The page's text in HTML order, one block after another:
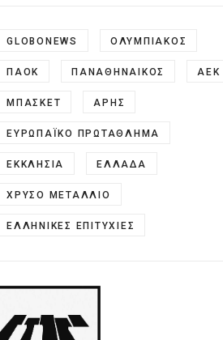
GLOBONEWS ΟΛΥΜΠΙΑΚΌΣ
ΠΑΟΚ ΠΑΝΑΘΗΝΑΙΚΟΣ ΑΕΚ
ΜΠΑΣΚΕΤ ΆΡΗΣ
ΕΥΡΩΠΑΪΚΌ ΠΡΩΤΆΘΛΗΜΑ
ΕΚΚΛΗΣΊΑ ΕΛΛΆΔΑ
ΧΡΥΣΌ ΜΕΤΆΛΛΙΟ
ΕΛΛΗΝΙΚΈΣ ΕΠΙΤΥΧΊΕΣ